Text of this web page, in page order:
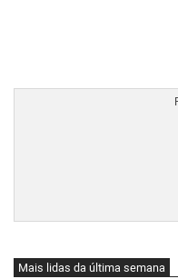
Mais lidas da última semana